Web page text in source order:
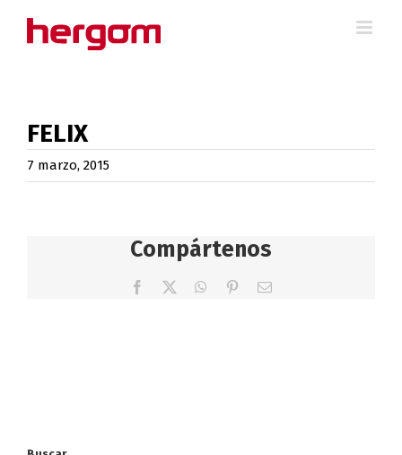
FELIX
7 marzo, 2015
Compártenos
Facebook WhatsApp
PinterestCorreo